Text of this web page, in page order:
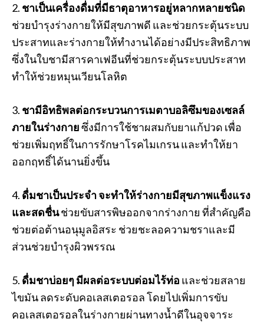
2. ชาเป็นเครื่องดื่มที่มีธาตุอาหารอยู่หลากหลายชนิด
ช่วยบำรุงร่างกายให้มีสุขภาพดี และช่วยกระตุ้นระบบ
ประสาทและร่างกายให้ทำงานได้อย่างมีประสิทธิภาพ
ซึ่งในใบชามีสารคาเฟอีนที่ช่วยกระตุ้นระบบประสาท
ทำให้ช่วยหมุนเวียนโลหิต
3. ชามีอิทธิพลต่อกระบวนการเมตาบอลิซึมของเซลล์
ภายในร่างกายซึ่งมีการใช้ชาผสมกับยาแก้ปวด เพื่อ
ช่วยเพิ่มฤทธิ์ในการรักษาโรคไมเกรน และทำให้ยา
ออกฤทธิ์ได้นานยิ่งขึ้น
4. ดื่มชาเป็นประจำจะทำให้ร่างกายมีสุขภาพแข็งแรง
และสดชื่นช่วยขับสารพิษออกจากร่างกาย ที่สำคัญคือ
ช่วยต่อต้านอนุมูลอิสระ ช่วยชะลอความชราและมี
ส่วนช่วยบำรุงผิวพรรณ
5. ดื่มชาบ่อยๆ มีผลต่อระบบต่อมไร้ท่อ และช่วยสลาย
ไขมัน ลดระดับคอเลสเตอรอล โดยไปเพิ่มการขับ
คอเลสเตอรอลในร่างกายผ่านทางน้ำดีในอุจจาระ